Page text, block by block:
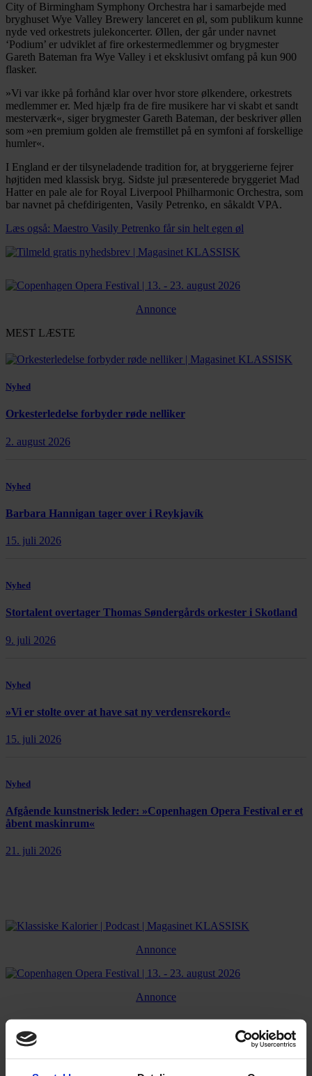
City of Birmingham Symphony Orchestra har i samarbejde med
bryghuset Wye Valley Brewery lanceret en øl, som publikum kunne
nyde ved orkestrets julekoncerter. Øllen, der går under navnet
‘Podium’ er udviklet af fire orkestermedlemmer og brygmester
Gareth Bateman fra Wye Valley i et eksklusivt omfang på kun 900
flasker.
»Vi var ikke på forhånd klar over hvor store ølkendere, orkestrets
medlemmer er. Med hjælp fra de fire musikere har vi skabt et sandt
mesterværk«, siger brygmester Gareth Bateman, der beskriver øllen
som »en premium golden ale fremstillet på en symfoni af forskellige
humler«.
I England er der tilsyneladende tradition for, at bryggerierne fejrer
højtiden med klassisk bryg. Sidste jul præsenterede bryggeriet Mad
Hatter en pale ale for Royal Liverpool Philharmonic Orchestra, som
bar navnet på chefdirigenten, Vasily Petrenko, en såkaldt VPA.
Læs også: Maestro Vasily Petrenko får sin helt egen øl
Annonce
MEST LÆSTE
Nyhed
Orkesterledelse forbyder røde nelliker
2. august 2026
Nyhed
Barbara Hannigan tager over i Reykjavík
15. juli 2026
Nyhed
Stortalent overtager Thomas Søndergårds orkester i Skotland
9. juli 2026
Nyhed
»Vi er stolte over at have sat ny verdensrekord«
15. juli 2026
Nyhed
Afgående kunstnerisk leder: »Copenhagen Opera Festival er et
åbent maskinrum«
21. juli 2026
Annonce
Annonce
FLERE NYHEDER